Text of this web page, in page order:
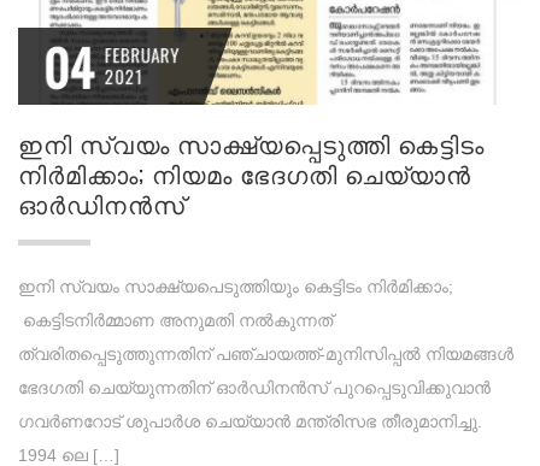
04 FEBRUARY
2021
ഇനി സ്വയം സാക്ഷ്യപ്പെടുത്തി കെട്ടിടം
നിര്‍മിക്കാം; നിയമം ഭേദഗതി ചെയ്യാന്‍
ഓര്‍ഡിനന്‍സ്
ഇനി സ്വയം സാക്ഷ്യപെടുത്തിയും കെട്ടിടം നിര്‍മിക്കാം;
കെട്ടിടനിര്‍മ്മാണ അനുമതി നല്‍കുന്നത്
ത്വരിതപ്പെടുത്തുന്നതിന് പഞ്ചായത്ത്-മുനിസിപ്പല്‍ നിയമങ്ങള്‍
ഭേദഗതി ചെയ്യുന്നതിന് ഓര്‍ഡിനന്‍സ് പുറപ്പെടുവിക്കുവാന്‍
ഗവര്‍ണറോട് ശുപാര്‍ശ ചെയ്യാന്‍ മന്ത്രിസഭ തീരുമാനിച്ചു.
1994 ലെ […]